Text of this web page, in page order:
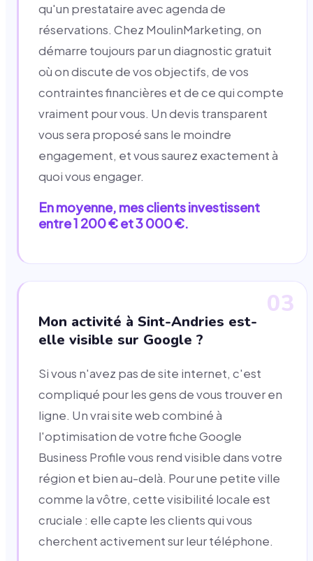
qu'un prestataire avec agenda de
réservations. Chez MoulinMarketing, on
démarre toujours par un diagnostic gratuit
où on discute de vos objectifs, de vos
contraintes financières et de ce qui compte
vraiment pour vous. Un devis transparent
vous sera proposé sans le moindre
engagement, et vous saurez exactement à
quoi vous engager.
En moyenne, mes clients investissent
entre 1 200 € et 3 000 €.
03
Mon activité à Sint-Andries est-
elle visible sur Google ?
Si vous n'avez pas de site internet, c'est
compliqué pour les gens de vous trouver en
ligne. Un vrai site web combiné à
l'optimisation de votre fiche Google
Business Profile vous rend visible dans votre
région et bien au-delà. Pour une petite ville
comme la vôtre, cette visibilité locale est
cruciale : elle capte les clients qui vous
cherchent activement sur leur téléphone.